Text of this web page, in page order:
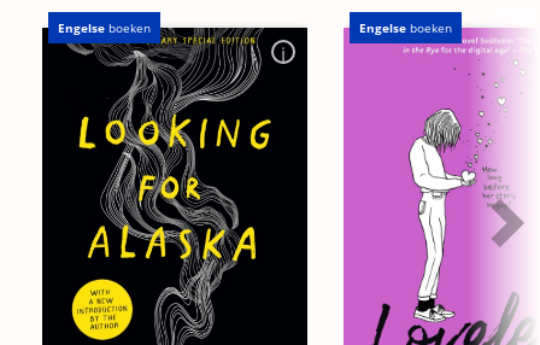
Engelse boeken Engelse boeken